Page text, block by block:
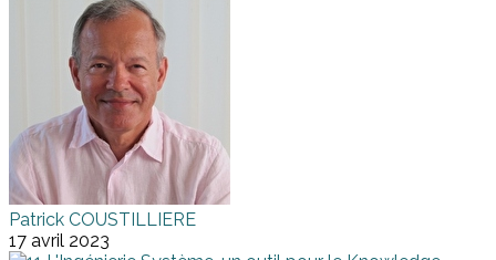
Patrick COUSTILLIERE
17 avril 2023